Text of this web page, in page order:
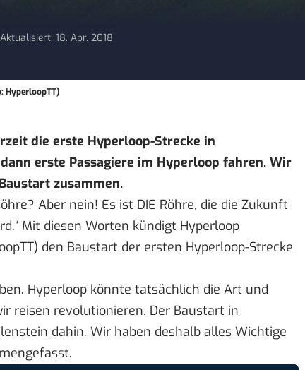
Aktualisiert: 18. Apr. 2018
HyperloopTT)
die erste Hyperloop-Strecke in
erste Passagiere im Hyperloop fahren. Wir
zusammen.
Aber nein! Es ist DIE Röhre, die die Zukunft
Mit diesen Worten kündigt Hyperloop
den Baustart der ersten Hyperloop-Strecke
Hyperloop könnte tatsächlich die Art und
reisen revolutionieren. Der Baustart in
dahin. Wir haben deshalb alles Wichtige